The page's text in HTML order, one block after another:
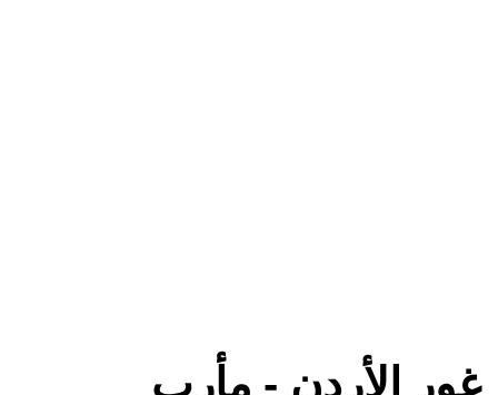
غور الأردن - مأرب